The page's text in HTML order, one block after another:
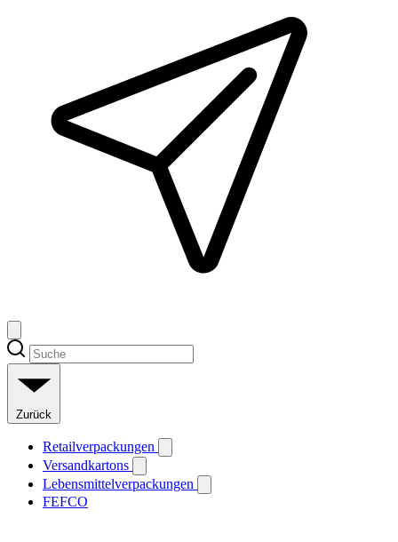
Zurück
Retailverpackungen
Versandkartons
Lebensmittelverpackungen
FEFCO